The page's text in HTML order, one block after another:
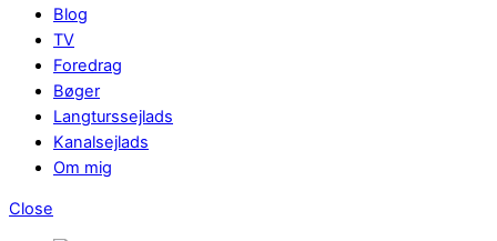
Blog
TV
Foredrag
Bøger
Langturssejlads
Kanalsejlads
Om mig
Close